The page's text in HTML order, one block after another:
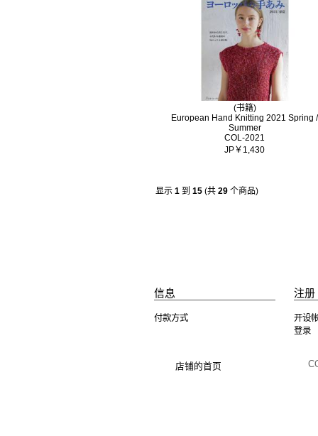
(书籍)
European Hand Knitting 2021 Spring /
Summer
COL-2021
JP￥1,430
显示 1 到 15 (共 29 个商品)
信息
付款方式
注册
开设
登录
店铺的首页